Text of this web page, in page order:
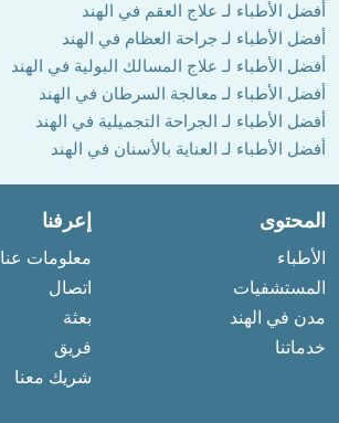
أفضل الأطباء لـ علاج العقم في الهند
أفضل الأطباء لـ جراحة العظام في الهند
أفضل الأطباء لـ علاج المسالك البولية في الهند
أفضل الأطباء لـ معالجة السرطان في الهند
أفضل الأطباء لـ الجراحة التجميلية في الهند
أفضل الأطباء لـ العناية بالأسنان في الهند
المحتوى
الأطباء
المستشفيات
مدن في الهند
خدماتنا
إعرفنا
معلومات عنا
اتصال
بعثة
فريق
شريك معنا